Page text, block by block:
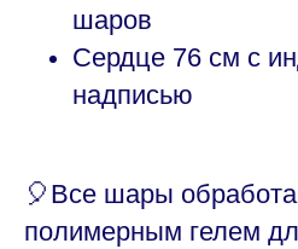
шаров
Сердце 76 см с
надписью
🎈Все шары
полимерным гелем